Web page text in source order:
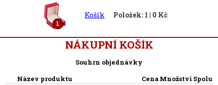
1
Košík Položek: 1 | 0 Kč
NÁKUPNÍ KOŠÍK
Souhrn objednávky
Název produktu
CenaMnožství Spolu